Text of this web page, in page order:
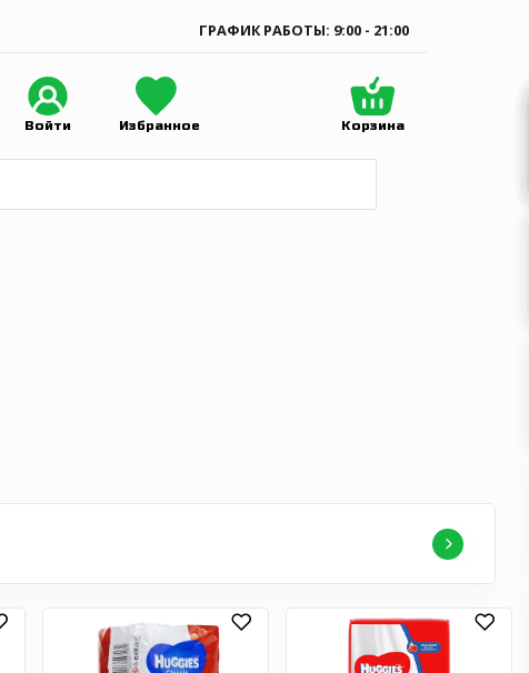
ГРАФИК РАБОТЫ: 9:00 - 21:00
Войти Избранное Корзина